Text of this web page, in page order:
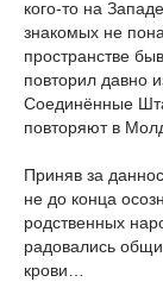
кого-то на
знакомых не
пространстве
повторил давно
Соединённые
повторяют в
Приняв за
не до конца
родственных
радовались
крови…